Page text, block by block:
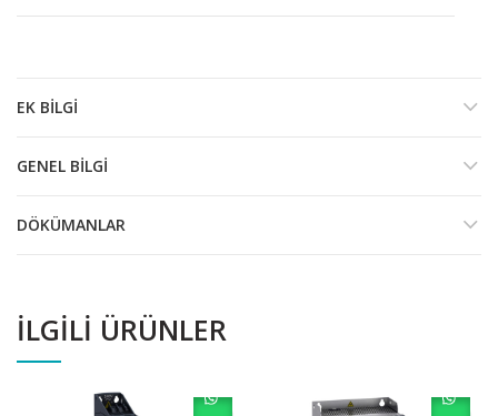
EK BILGI
GENEL BILGI
DÖKÜMANLAR
İLGILI ÜRÜNLER